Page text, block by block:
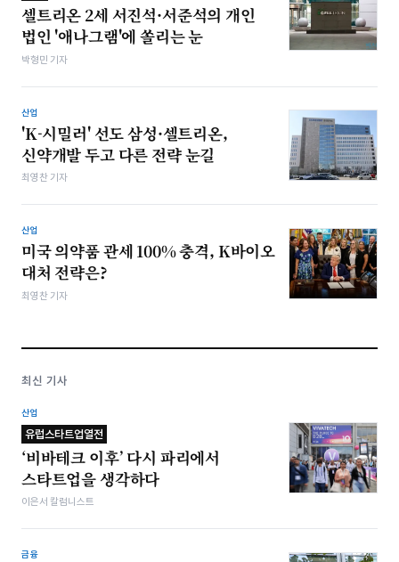
셀트리온 2세 서진석·서준석의 개인
법인 '애나그램'에 쏠리는 눈
박형민 기자
산업
'K-시밀러' 선도 삼성·셀트리온,
신약개발 두고 다른 전략 눈길
최영찬 기자
산업
미국 의약품 관세 100% 충격, K바이오
대처 전략은?
최영찬 기자
최신 기사
산업
유럽스타트업열전
‘비바테크 이후’ 다시 파리에서
스타트업을 생각하다
이은서 칼럼니스트
금융